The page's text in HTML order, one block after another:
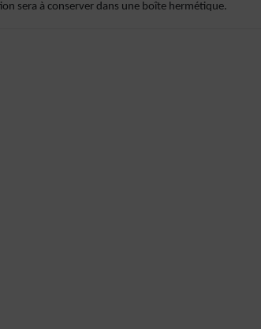
sera à conserver dans une boîte hermétique.